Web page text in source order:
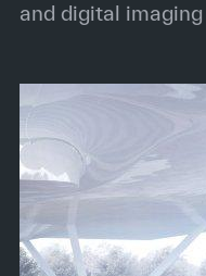
and digital imaging